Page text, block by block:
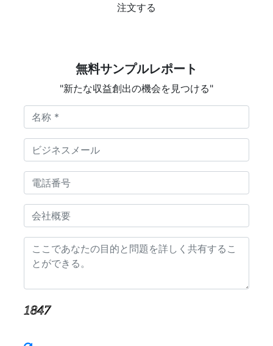
注文する
無料サンプルレポート
"新たな収益創出の機会を見つける"